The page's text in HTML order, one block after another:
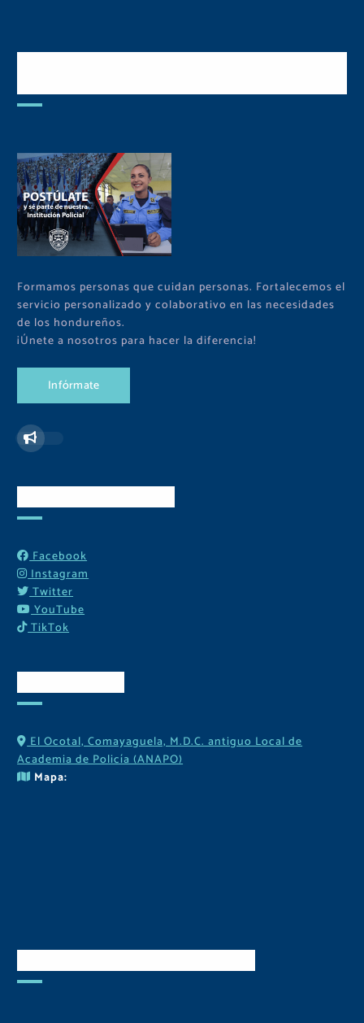
Formamos personas que cuidan personas. Fortalecemos el
servicio personalizado y colaborativo en las necesidades
de los hondureños.
¡Únete a nosotros para hacer la diferencia!
Infórmate
Facebook
Instagram
Twitter
YouTube
TikTok
El Ocotal, Comayaguela, M.D.C. antiguo Local de
Academia de Policía (ANAPO)
Mapa: